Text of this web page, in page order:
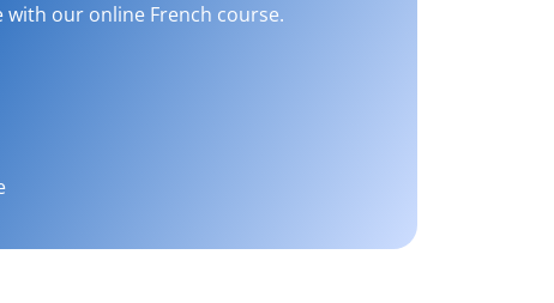
our online French course.